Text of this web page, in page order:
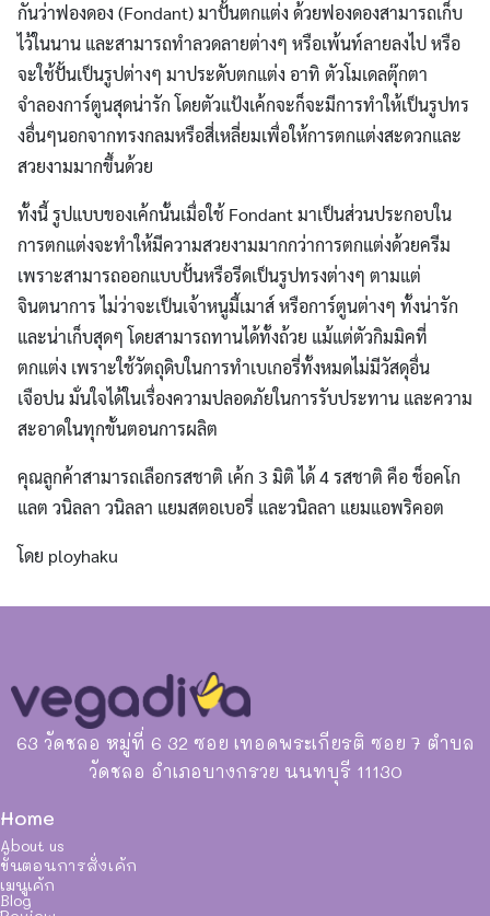
กันว่าฟองดอง (Fondant) มาปั้นตกแต่ง ด้วยฟองดองสามารถเก็บ
ไว้ในนาน และสามารถทำลวดลายต่างๆ หรือเพ้นท์ลายลงไป หรือ
จะใช้ปั้นเป็นรูปต่างๆ มาประดับตกแต่ง อาทิ ตัวโมเดลตุ๊กตา
จำลองการ์ตูนสุดน่ารัก โดยตัวแป้งเค้กจะก็จะมีการทำให้เป็นรูปทร
งอื่นๆนอกจากทรงกลมหรือสี่เหลี่ยมเพื่อให้การตกแต่งสะดวกและ
สวยงามมากขึ้นด้วย
ทั้งนี้ รูปแบบของเค้กนั้นเมื่อใช้ Fondant มาเป็นส่วนประกอบใน
การตกแต่งจะทำให้มีความสวยงามมากกว่าการตกแต่งด้วยครีม
เพราะสามารถออกแบบปั้นหรือรีดเป็นรูปทรงต่างๆ ตามแต่
จินตนาการ ไม่ว่าจะเป็นเจ้าหนูมี้เมาส์ หรือการ์ตูนต่างๆ ทั้งน่ารัก
และน่าเก็บสุดๆ โดยสามารถทานได้ทั้งถ้วย แม้แต่ตัวกิมมิคที่
ตกแต่ง เพราะใช้วัตถุดิบในการทำเบเกอรี่ทั้งหมดไม่มีวัสดุอื่น
เจือปน มั่นใจได้ในเรื่องความปลอดภัยในการรับประทาน และความ
สะอาดในทุกขั้นตอนการผลิต
คุณลูกค้าสามารถเลือกรสชาติ เค้ก 3 มิติ ได้ 4 รสชาติ คือ ช็อคโก
แลต วนิลลา วนิลลา แยมสตอเบอรี่ และวนิลลา แยมแอพริคอต
โดย ployhaku
63 วัดชลอ หมู่ที่ 6 32 ซอย เทอดพระเกียรติ ซอย 7 ตำบล
วัดชลอ อำเภอบางกรวย นนทบุรี 11130
Home
About us
ขั้นตอนการสั่งเค้ก
เมนูเค้ก
Blog